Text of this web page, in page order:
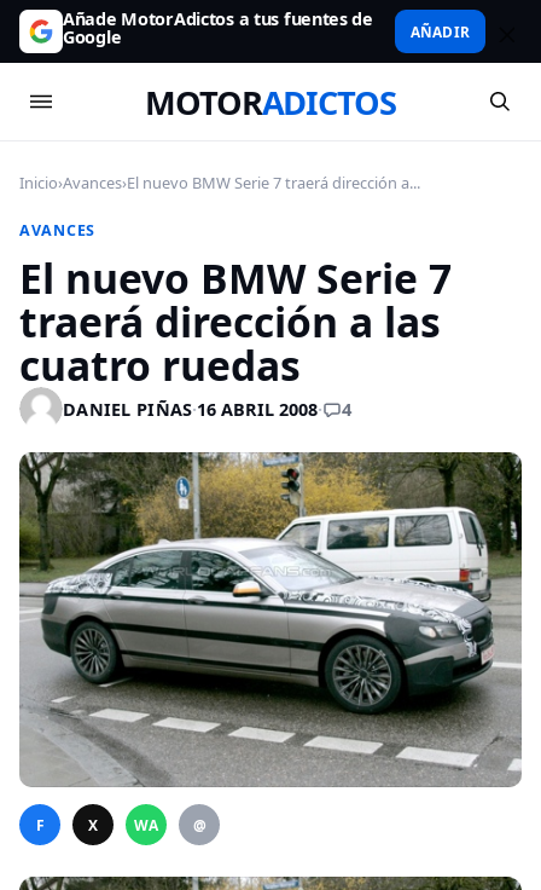
Añade MotorAdictos a tus fuentes de
Google AÑADIR
MOTORADICTOS
Inicio›Avances›El nuevo BMW Serie 7 traerá dirección a...
AVANCES
El nuevo BMW Serie 7
traerá dirección a las
cuatro ruedas
DANIEL PIÑAS·16 ABRIL 2008· 4
F X WA @